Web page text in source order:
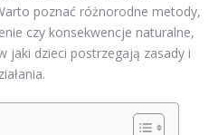
poznać różnorodne metody,
czy konsekwencje naturalne,
jaki dzieci postrzegają zasady i